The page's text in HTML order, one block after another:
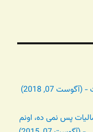
07, 2018)
پس نمی ده، اونم